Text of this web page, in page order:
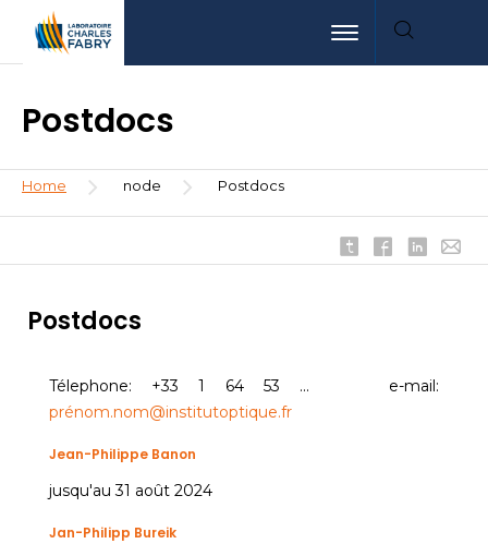
main
menu
la
Toggle navigation
Postdocs
Breadcrumb
Home node Postdocs
Postdocs
Télephone: +33 1 64 53 ... e-mail:
prénom.nom@institutoptique.fr
Jean-Philippe Banon
jusqu'au 31 août 2024
Jan-Philipp Bureik